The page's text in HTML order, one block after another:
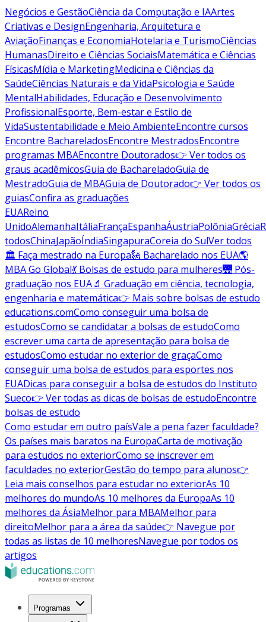
Negócios e GestãoCiência da Computação e IAArtes
Criativas e DesignEngenharia, Arquitetura e
AviaçãoFinanças e EconomiaHotelaria e TurismoCiências
HumanasDireito e Ciências SociaisMatemática e Ciências
FísicasMídia e MarketingMedicina e Ciências da
SaúdeCiências Naturais e da VidaPsicologia e Saúde
MentalHabilidades, Educação e Desenvolvimento
ProfissionalEsporte, Bem-estar e Estilo de
VidaSustentabilidade e Meio AmbienteEncontre cursos
Encontre BachareladosEncontre MestradosEncontre
programas MBAEncontre Doutorados👉 Ver todos os
graus acadêmicosGuia de BachareladoGuia de
MestradoGuia de MBAGuia de Doutorado👉 Ver todos os
guiasConfira as graduações
EUAReino
UnidoAlemanhaItáliaFrançaEspanhaÁustriaPolôniaGrécia
todosChinaJapãoÍndiaSingapuraCoreia do SulVer todos
🏛 Faça mestrado na Europa🗽 Bacharelado nos EUA🌎
MBA Go Global💃 Bolsas de estudo para mulheres🌉 Pós-
graduação nos EUA🔬 Graduação em ciência, tecnologia,
engenharia e matemática👉 Mais sobre bolsas de estudo
educations.comComo conseguir uma bolsa de
estudosComo se candidatar a bolsas de estudoComo
escrever uma carta de apresentação para bolsa de
estudosComo estudar no exterior de graçaComo
conseguir uma bolsa de estudos para esportes nos
EUADicas para conseguir a bolsa de estudos do Instituto
Sueco👉 Ver todas as dicas de bolsas de estudoEncontre
bolsas de estudo
Como estudar em outro paísVale a pena fazer faculdade?
Os países mais baratos na EuropaCarta de motivação
para estudos no exteriorComo se inscrever em
faculdades no exteriorGestão do tempo para alunos👉
Leia mais conselhos para estudar no exteriorAs 10
melhores do mundoAs 10 melhores da EuropaAs 10
melhores da ÁsiaMelhor para MBAMelhor para
direitoMelhor para a área da saúde👉 Navegue por
todas as listas de 10 melhoresNavegue por todos os
artigos
Programas